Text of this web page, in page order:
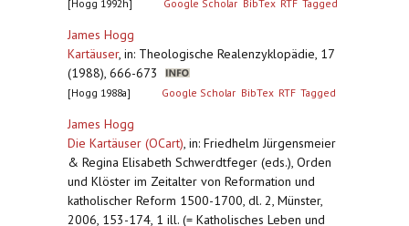
[Hogg 1992h] Google Scholar BibTex RTF Tagged
James Hogg
Kartäuser, in: Theologische Realenzyklopädie, 17
(1988), 666-673
[Hogg 1988a] Google Scholar BibTex RTF Tagged
James Hogg
Die Kartäuser (OCart), in: Friedhelm Jürgensmeier
& Regina Elisabeth Schwerdtfeger (eds.), Orden
und Klöster im Zeitalter von Reformation und
katholischer Reform 1500-1700, dl. 2, Münster,
2006, 153-174, 1 ill. (= Katholisches Leben und